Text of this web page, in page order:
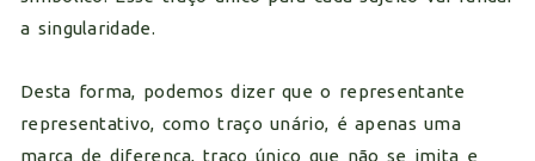
a singularidade.
Desta forma, podemos dizer que o representante
representativo, como traço unário, é apenas uma
marca de diferença, traço único que não se imita e